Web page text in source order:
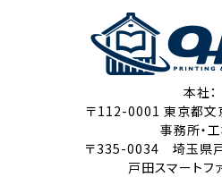
本社：
〒112-0001 東京都
事務所・工
〒335-0034 埼玉県
戸田スマートフ